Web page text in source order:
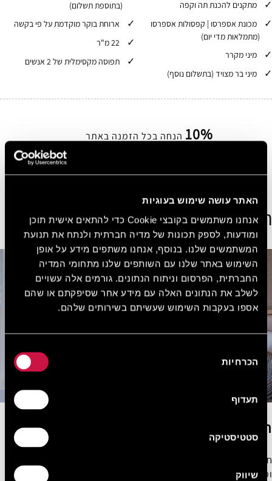
האתר עושה שימוש בעוגיות
אנחנו משתמשים בקובצי Cookie כדי להתאים אישית תוכן
ומודעות, לספק תכונות של מדיה חברתית ולנתח את תנועת
המשתמשים שלנו. בנוסף, אנחנו משתפים מידע על אופן
השימוש באתר שלנו עם השותפים שלנו מתחומי המדיה
החברתית, הפרסום וניתוח הנתונים. גורמים אלה עשויים
לשלב את הנתונים האלה עם מידע אחר שסיפקתם או שהם
אספו בעקבות השימוש שעשיתם בשירותים שלהם.
בחירת
הסכמה
הכרחיות
תעדוף
סטטיסטיקה
שיווק
מתקנים להכנת תה וקפה
מכונת אספרסו | קפסולות אספרסו
(מתמלאות מדי יום)
מיני מקרר
מיני בר מצויד (בתשלום נוסף)
(בתוספת תשלום)
ארוחת בוקר מוקדמת על פי בקשה
22 מ"ר
תפוסה מקסימלית של 2 אנשים
10% הנחה בכל הזמנה באתר
הירשמו בחינם ובקלות קבלו 10% הנחה על כל הזמנה
הצג חדרים נוספים
חדר דלוקס זוגי עם נוף לגינה
חדר דלוקס זוגי משלב עיצוב אלגנטי, גוונים טבעיים ואווירה רגועה,
ומציע מרחב נעים לזוגות המחפשים חופשה שלווה.